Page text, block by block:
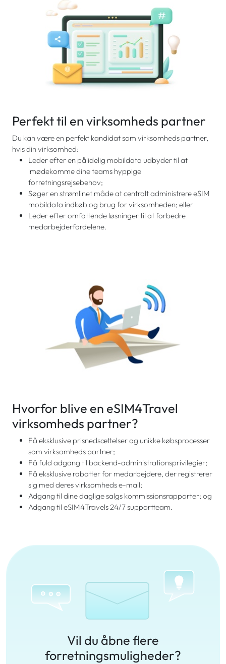
Perfekt til en virksomheds partner
Du kan være en perfekt kandidat som virksomheds partner,
hvis din virksomhed:
Leder efter en pålidelig mobildata udbyder til at
imødekomme dine teams hyppige
forretningsrejsebehov;
Søger en strømlinet måde at centralt administrere eSIM
mobildata indkøb og brug for virksomheden; eller
Leder efter omfattende løsninger til at forbedre
medarbejderfordelene.
Hvorfor blive en eSIM4Travel
virksomheds partner?
Få eksklusive prisnedsættelser og unikke købsprocesser
som virksomheds partner;
Få fuld adgang til backend-administrationsprivilegier;
Få eksklusive rabatter for medarbejdere, der registrerer
sig med deres virksomheds e-mail;
Adgang til dine daglige salgs kommissionsrapporter; og
Adgang til eSIM4Travels 24/7 supportteam.
Vil du åbne flere
forretningsmuligheder?